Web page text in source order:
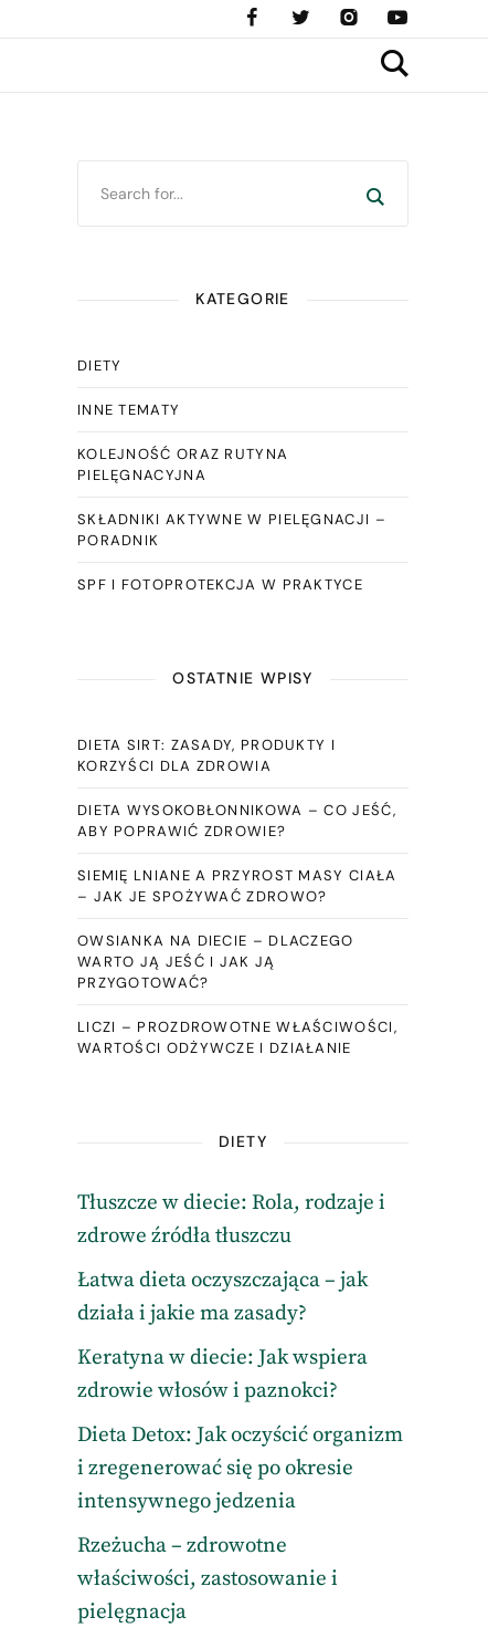
KATEGORIE
DIETY
INNE TEMATY
KOLEJNOŚĆ ORAZ RUTYNA
PIELĘGNACYJNA
SKŁADNIKI AKTYWNE W PIELĘGNACJI –
PORADNIK
SPF I FOTOPROTEKCJA W PRAKTYCE
OSTATNIE WPISY
DIETA SIRT: ZASADY, PRODUKTY I
KORZYŚCI DLA ZDROWIA
DIETA WYSOKOBŁONNIKOWA – CO JEŚĆ,
ABY POPRAWIĆ ZDROWIE?
SIEMIĘ LNIANE A PRZYROST MASY CIAŁA
– JAK JE SPOŻYWAĆ ZDROWO?
OWSIANKA NA DIECIE – DLACZEGO
WARTO JĄ JEŚĆ I JAK JĄ
PRZYGOTOWAĆ?
LICZI – PROZDROWOTNE WŁAŚCIWOŚCI,
WARTOŚCI ODŻYWCZE I DZIAŁANIE
DIETY
Tłuszcze w diecie: Rola, rodzaje i
zdrowe źródła tłuszczu
Łatwa dieta oczyszczająca – jak
działa i jakie ma zasady?
Keratyna w diecie: Jak wspiera
zdrowie włosów i paznokci?
Dieta Detox: Jak oczyścić organizm
i zregenerować się po okresie
intensywnego jedzenia
Rzeżucha – zdrowotne
właściwości, zastosowanie i
pielęgnacja